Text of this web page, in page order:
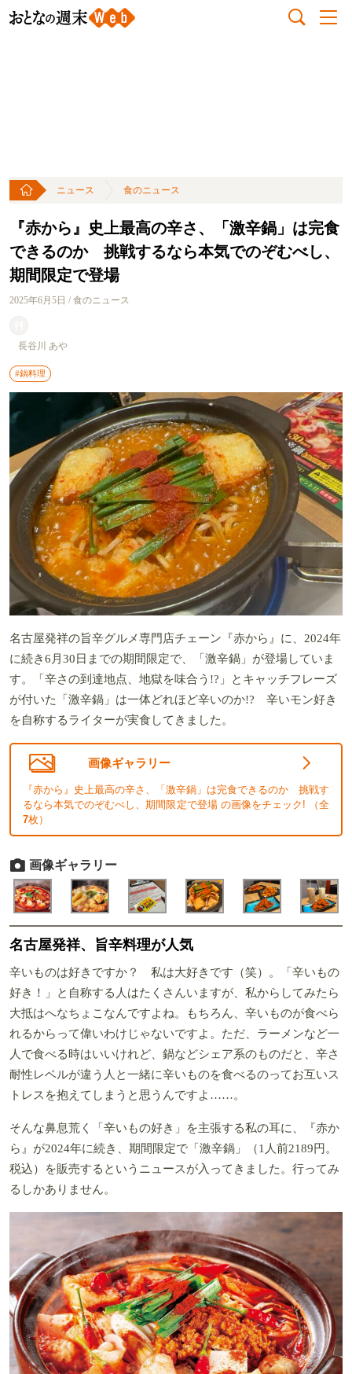
ニュース 食のニュース
『赤から』史上最高の辛さ、「激辛鍋」は完食
できるのか 挑戦するなら本気でのぞむべし、
期間限定で登場
2025年6月5日 / 食のニュース
長谷川 あや
#鍋料理
名古屋発祥の旨辛グルメ専門店チェーン『赤から』に、2024年
に続き6月30日までの期間限定で、「激辛鍋」が登場していま
す。「辛さの到達地点、地獄を味合う!?」とキャッチフレーズ
が付いた「激辛鍋」は一体どれほど辛いのか!? 辛いモン好き
を自称するライターが実食してきました。
画像ギャラリー
『赤から』史上最高の辛さ、「激辛鍋」は完食できるのか 挑戦す
るなら本気でのぞむべし、期間限定で登場 の画像をチェック! （全
7枚）
画像ギャラリー
名古屋発祥、旨辛料理が人気
辛いものは好きですか？ 私は大好きです（笑）。「辛いもの
好き！」と自称する人はたくさんいますが、私からしてみたら
大抵はへなちょこなんですよね。もちろん、辛いものが食べら
れるからって偉いわけじゃないですよ。ただ、ラーメンなど一
人で食べる時はいいけれど、鍋などシェア系のものだと、辛さ
耐性レベルが違う人と一緒に辛いものを食べるのってお互いス
トレスを抱えてしまうと思うんですよ……。
そんな鼻息荒く「辛いもの好き」を主張する私の耳に、『赤か
ら』が2024年に続き、期間限定で「激辛鍋」（1人前2189円。
税込）を販売するというニュースが入ってきました。行ってみ
るしかありません。